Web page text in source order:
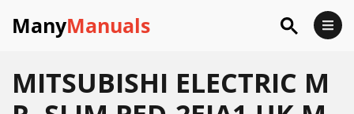
ManyManuals
MITSUBISHI ELECTRIC M